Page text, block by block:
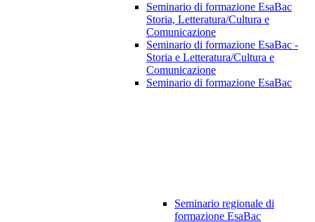
Seminario di formazione EsaBac
Storia, Letteratura/Cultura e
Comunicazione
Seminario di formazione EsaBac -
Storia e Letteratura/Cultura e
Comunicazione
Seminario di formazione EsaBac
Seminario regionale di
formazione EsaBac